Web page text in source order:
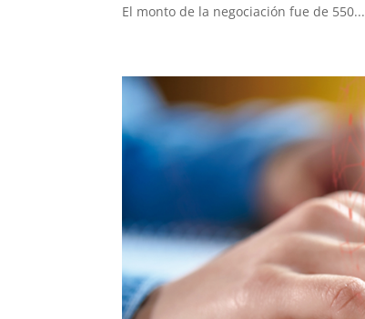
El monto de la negociación fue de 550...